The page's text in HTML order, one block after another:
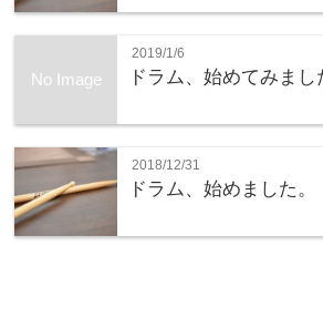
No Image
2019/1/6
ドラム、始めてみま
2018/12/31
ドラム、始めました。